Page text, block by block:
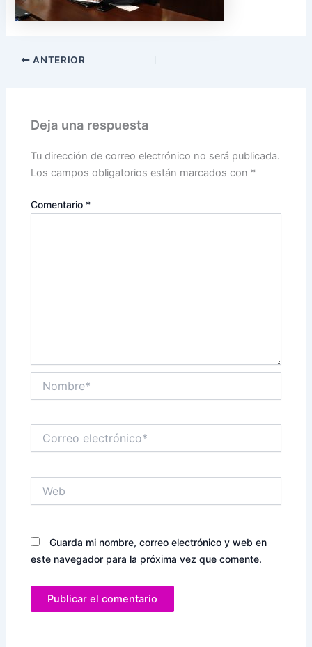
ANTERIOR
Deja una respuesta
Tu dirección de correo electrónico no será publicada.
Los campos obligatorios están marcados con *
Comentario *
electrónico*
Guarda mi nombre, correo electrónico y web en
este navegador para la próxima vez que comente.